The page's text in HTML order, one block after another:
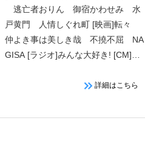
逃亡者おりん 御宿かわせみ 水
戸黄門 人情しぐれ町 [映画]転々
仲よき事は美しき哉 不撓不屈 NA
GISA [ラジオ]みんな大好き! [CM]ア
詳細はこちら